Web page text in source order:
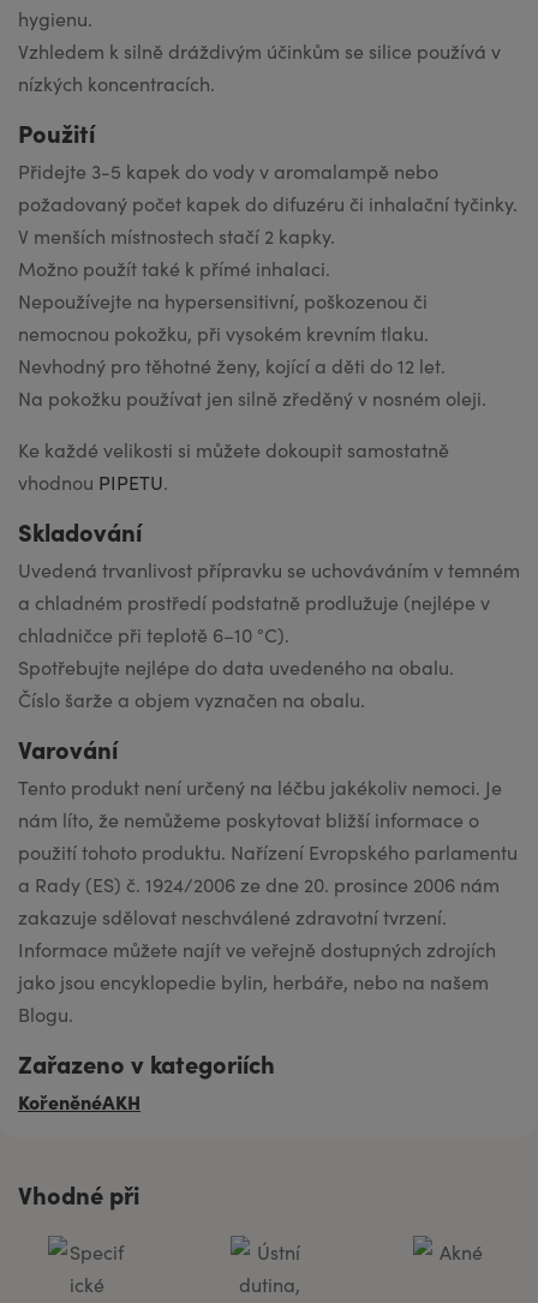
hygienu.
Vzhledem k silně dráždivým účinkům se silice používá v
nízkých koncentracích.
Použití
Přidejte 3-5 kapek do vody v aromalampě nebo
požadovaný počet kapek do difuzéru či inhalační tyčinky.
V menších místnostech stačí 2 kapky.
Možno použít také k přímé inhalaci.
Nepoužívejte na hypersensitivní, poškozenou či
nemocnou pokožku, při vysokém krevním tlaku.
Nevhodný pro těhotné ženy, kojící a děti do 12 let.
Na pokožku používat jen silně zředěný v nosném oleji.
Ke každé velikosti si můžete dokoupit samostatně
vhodnou PIPETU.
Skladování
Uvedená trvanlivost přípravku se uchováváním v temném
a chladném prostředí podstatně prodlužuje (nejlépe v
chladničce při teplotě 6–10 °C).
Spotřebujte nejlépe do data uvedeného na obalu.
Číslo šarže a objem vyznačen na obalu.
Varování
Tento produkt není určený na léčbu jakékoliv nemoci. Je
nám líto, že nemůžeme poskytovat bližší informace o
použití tohoto produktu. Nařízení Evropského parlamentu
a Rady (ES) č. 1924/2006 ze dne 20. prosince 2006 nám
zakazuje sdělovat neschválené zdravotní tvrzení.
Informace můžete najít ve veřejně dostupných zdrojích
jako jsou encyklopedie bylin, herbáře, nebo na našem
Blogu.
Zařazeno v kategoriích
KořeněnéAKH
Vhodné při